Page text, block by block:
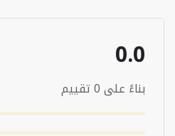
0.0
بناءً على 0 تقييم